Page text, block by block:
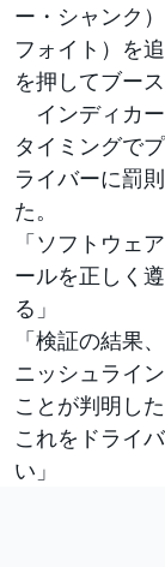
ー・シャンク
フォイト）を
を押してブー
インディカ
タイミングで
ライバーに罰
た。
「ソフトウェ
ールを正しく
る」
「検証の結果
ニッシュライ
ことが判明し
これをドライ
い」